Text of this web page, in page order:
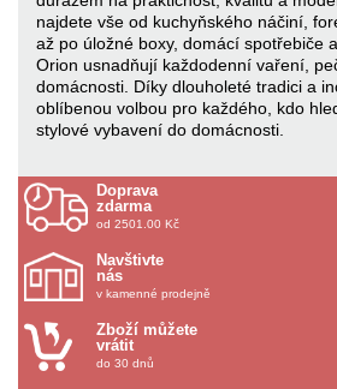
najdete vše od kuchyňského náčiní,
až po úložné boxy, domácí spotřebiče
Orion usnadňují každodenní vaření,
domácnosti. Díky dlouholeté tradici a
oblíbenou volbou pro každého, kdo
stylové vybavení do domácnosti.
Doprava
zdarma
od 2501.00 Kč
Navštivte
nás
v kamenné prodejně
Zboží můžete
vrátit
do 30 dnů